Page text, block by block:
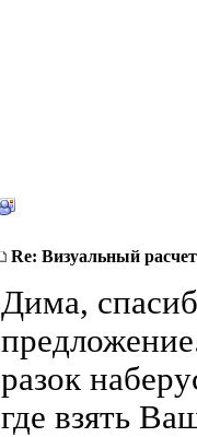
Re: Визуальный
Дима,
разок
где взять